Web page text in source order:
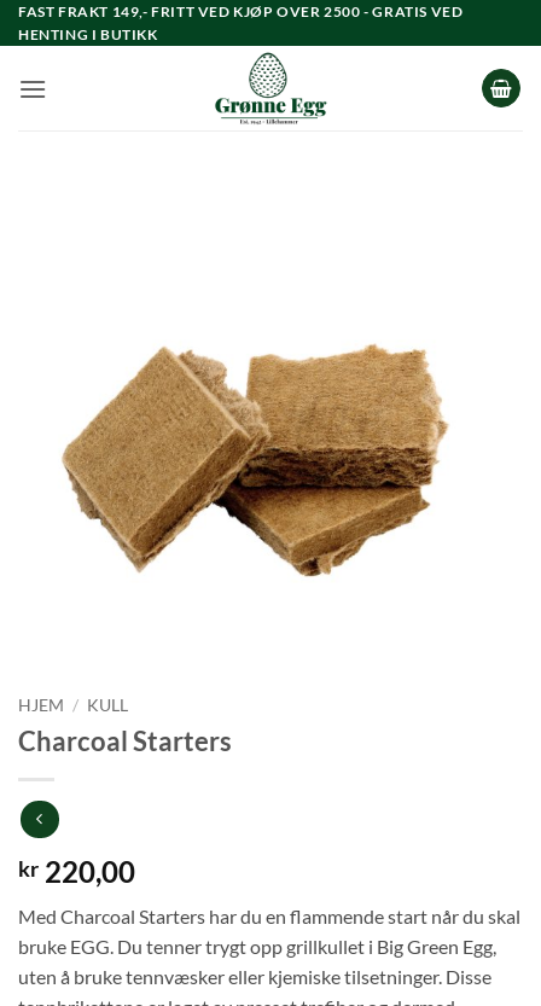
Skip
to
FAST FRAKT 149,- FRITT VED KJØP OVER 2500 - GRATIS VED
HENTING I BUTIKK
HJEM / KULL
Charcoal Starters
kr 220,00
Med Charcoal Starters har du en flammende start når du skal
bruke EGG. Du tenner trygt opp grillkullet i Big Green Egg,
uten å bruke tennvæsker eller kjemiske tilsetninger. Disse